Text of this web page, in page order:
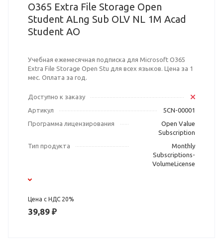
O365 Extra File Storage Open
Student ALng Sub OLV NL 1M Acad
Student AO
Учебная ежемесячная подписка для Microsoft O365
Extra File Storage Open Stu для всех языков. Цена за 1
мес. Оплата за год.
Доступно к заказу
Артикул
5CN-00001
Программа лицензирования
Open Value
Subscription
Тип продукта
Monthly
Subscriptions-
VolumeLicense
Цена с НДС 20%
39,89 ₽